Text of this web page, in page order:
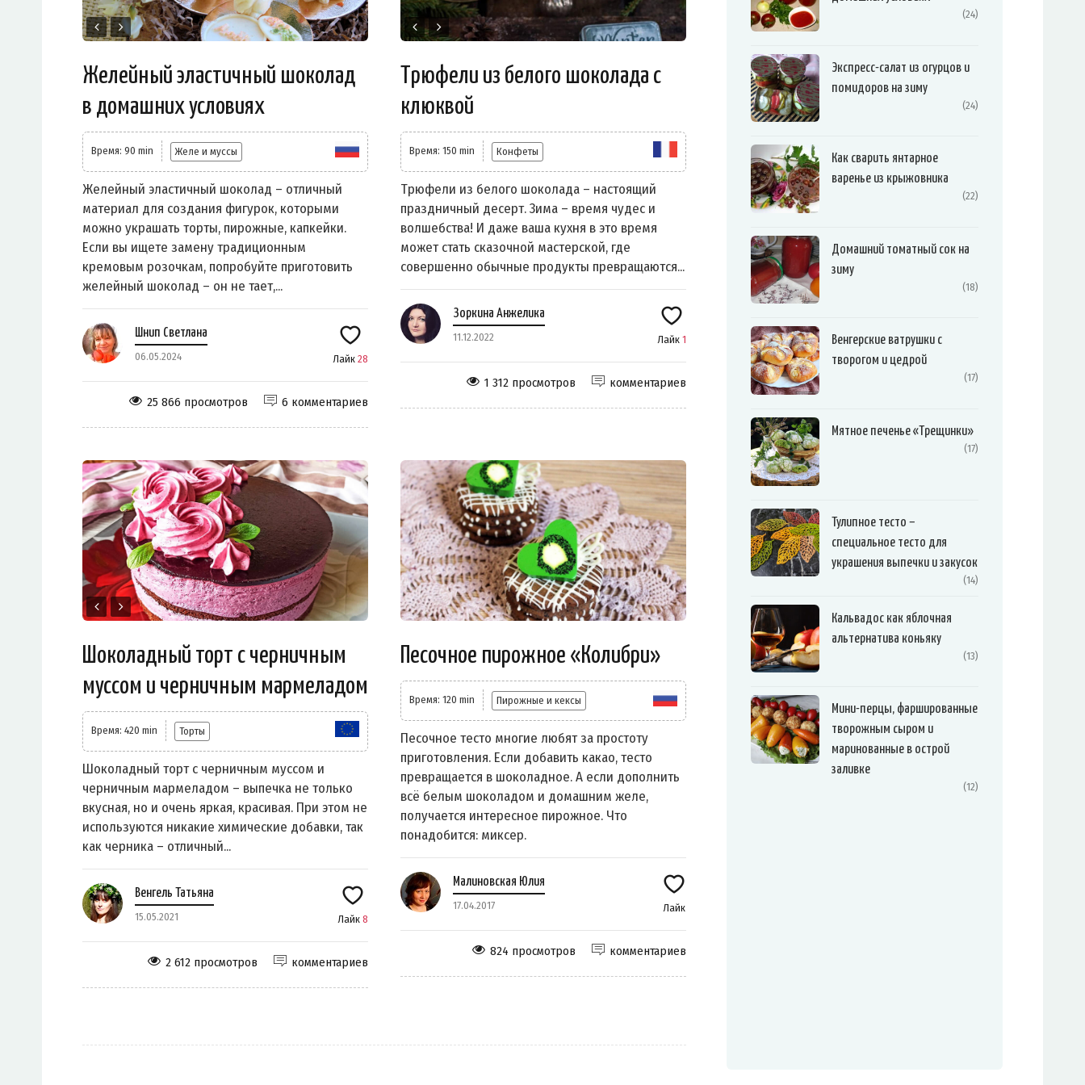
Желейный эластичный шоколад
в домашних условиях
Время: 90 min Желе и муссы
Желейный эластичный шоколад – отличный
материал для создания фигурок, которыми
можно украшать торты, пирожные, капкейки.
Если вы ищете замену традиционным
кремовым розочкам, попробуйте приготовить
желейный шоколад – он не тает,...
Шнип Светлана
06.05.2024 Лайк 28
6 комментариев
25 866 просмотров
Трюфели из белого шоколада с
клюквой
Время: 150 min Конфеты
Трюфели из белого шоколада – настоящий
праздничный десерт. 3има – время чудес и
волшебства! И даже ваша кухня в это время
может стать сказочной мастерской, где
совершенно обычные продукты превращаются...
Зоркина Анжелика
11.12.2022 Лайк 1
комментариев
1 312 просмотров
Шоколадный торт с черничным
муссом и черничным мармеладом
Время: 420 min Торты
Шоколадный торт с черничным муссом и
черничным мармеладом – выпечка не только
вкусная, но и очень яркая, красивая. При этом не
используются никакие химические добавки, так
как черника – отличный...
Венгель Татьяна
15.05.2021 Лайк 8
комментариев
2 612 просмотров
Песочное пирожное «Колибри»
Время: 120 min Пирожные и кексы
Песочное тесто многие любят за простоту
приготовления. Если добавить какао, тесто
превращается в шоколадное. А если дополнить
всё белым шоколадом и домашним желе,
получается интересное пирожное. Что
понадобится: миксер.
Малиновская Юлия
17.04.2017 Лайк
комментариев
824 просмотров
(24)
Экспресс-салат из огурцов и
помидоров на зиму
(24)
Как сварить янтарное
варенье из крыжовника
(22)
Домашний томатный сок на
зиму
(18)
Венгерские ватрушки с
творогом и цедрой
(17)
Мятное печенье «Трещинки»
(17)
Тулипное тесто –
специальное тесто для
украшения выпечки и закусок
(14)
Кальвадос как яблочная
альтернатива коньяку
(13)
Мини-перцы, фаршированные
творожным сыром и
маринованные в острой
заливке
(12)